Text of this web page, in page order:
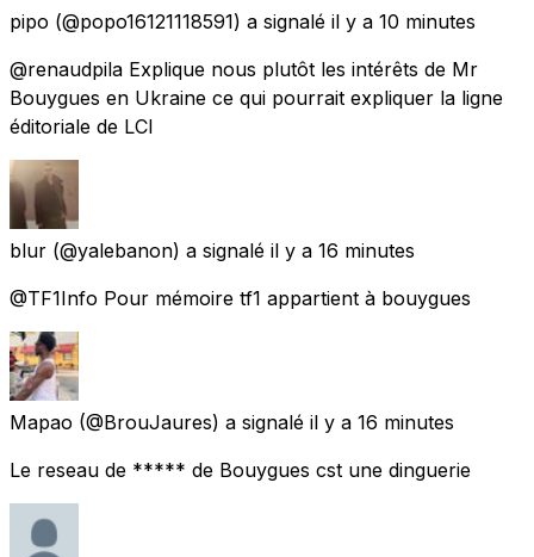
pipo (@popo16121118591) a signalé il y a 10 minutes
@renaudpila Explique nous plutôt les intérêts de Mr
Bouygues en Ukraine ce qui pourrait expliquer la ligne
éditoriale de LCI
blur (@yalebanon) a signalé il y a 16 minutes
@TF1Info Pour mémoire tf1 appartient à bouygues
Mapao (@BrouJaures) a signalé il y a 16 minutes
Le reseau de ***** de Bouygues cst une dinguerie